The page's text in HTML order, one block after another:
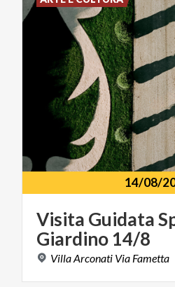
14/08/
Visita Guidata
Giardino 14/8
VillaArconati Via Fametta